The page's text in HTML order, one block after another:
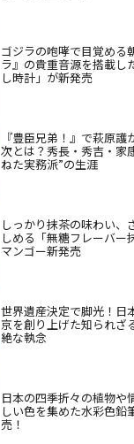
ゴジラの咆哮で目覚め
ラ』の貴重音源を搭載し
し時計」が新発売
『豊臣兄弟！』で萩原
次とは？秀長・秀吉・家
ねた実務派”の生涯
しっかり抹茶の味わい、
しめる「無糖フレーバー
マンゴー新発売
世界遺産決定で脚光！日
京を創り上げた知られざ
絶な執念
日本の四季折々の植物や
しい色を集めた水彩色鉛
売！